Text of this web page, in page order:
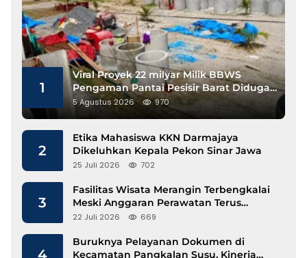
1
Viral Proyek 22 milyar Milik BBWS
Pengaman Pantai Pesisir Barat Diduga
Gunakan Besi Banci
5 Agustus 2026 970
2
Etika Mahasiswa KKN Darmajaya
Dikeluhkan Kepala Pekon Sinar Jawa
25 Juli 2026 702
3
Fasilitas Wisata Merangin Terbengkalai
Meski Anggaran Perawatan Terus
Mengalir
22 Juli 2026 669
4
Buruknya Pelayanan Dokumen di
Kecamatan Pangkalan Susu, Kinerja